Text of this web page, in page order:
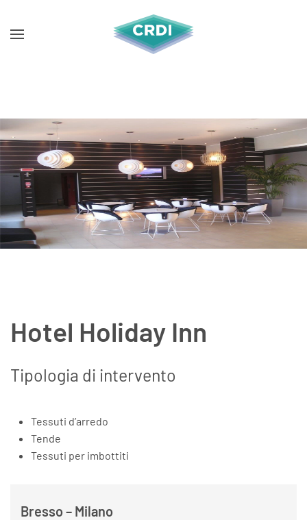
Hotel Holiday Inn
Tipologia di intervento
tessuti d’arredo
tende
tessuti per imbottiti
Bresso – Milano